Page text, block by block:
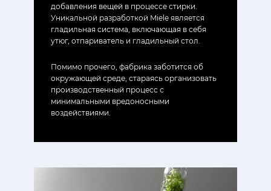
добавления вещей в процессе стирки.
Уникальной разработкой Miele является
гладильная система, включающая в себя
утюг, отпариватель и гладильный стол.
Помимо прочего, фабрика заботится об
окружающей среде, стараясь организовать
производственный процесс с
минимальными вредоносными
воздействиями.